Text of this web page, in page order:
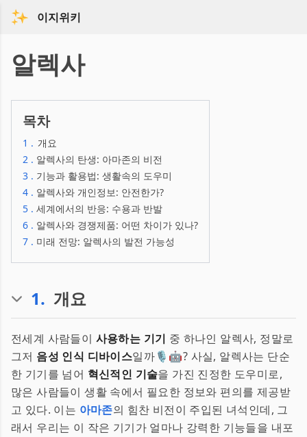
이지위키
알렉사
목차
1 . 개요
2 . 알렉사의 탄생: 아마존의 비전
3 . 기능과 활용법: 생활속의 도우미
4 . 알렉사와 개인정보: 안전한가?
5 . 세계에서의 반응: 수용과 반발
6 . 알렉사와 경쟁제품: 어떤 차이가 있나?
7 . 미래 전망: 알렉사의 발전 가능성
1. 개요
전세계 사람들이 사용하는 기기 중 하나인 알렉사, 정말로
그저 음성 인식 디바이스일까🎙️🤖? 사실, 알렉사는 단순
한 기기를 넘어 혁신적인 기술을 가진 진정한 도우미로,
많은 사람들이 생활 속에서 필요한 정보와 편의를 제공받
고 있다. 이는 아마존의 힘찬 비전이 주입된 녀석인데, 그
래서 우리는 이 작은 기기가 얼마나 강력한 기능들을 내포